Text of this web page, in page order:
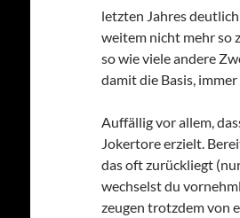
letzten Jahres
weitem nicht mehr so
so wie viele andere
damit die Basis,
Auffällig vor allem,
Jokertore erzielt.
das oft zurückliegt
wechselst du
zeugen trotzdem von